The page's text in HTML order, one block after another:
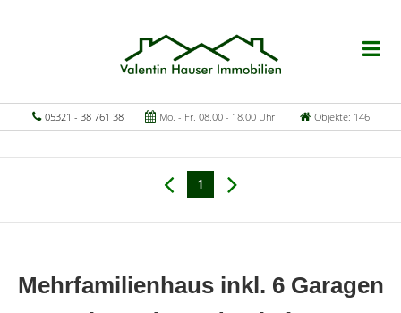
05321 - 38 761 38 Mo. - Fr. 08.00 - 18.00 Uhr Objekte: 146
1
Mehrfamilienhaus inkl. 6 Garagen